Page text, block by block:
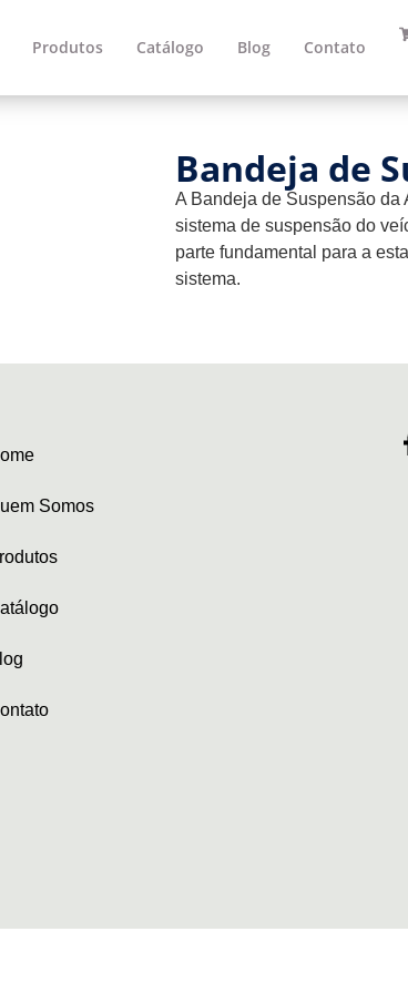
Produtos Catálogo Blog Contato
Bandeja de
A Bandeja de Suspensão da
sistema de suspensão do
parte fundamental para a
sistema.
Somos